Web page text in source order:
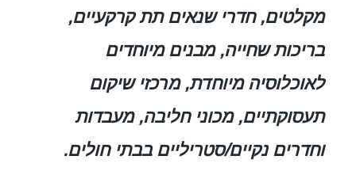
מקלטים, חדרי שנאים תת קרקעיים,
בריכות שחייה, מבנים מיוחדים
לאוכלוסיה מיוחדת, מרכזי שיקום
תעסוקתיים, מכוני חליבה, מעבדות
וחדרים נקיים/סטריליים בבתי חולים.